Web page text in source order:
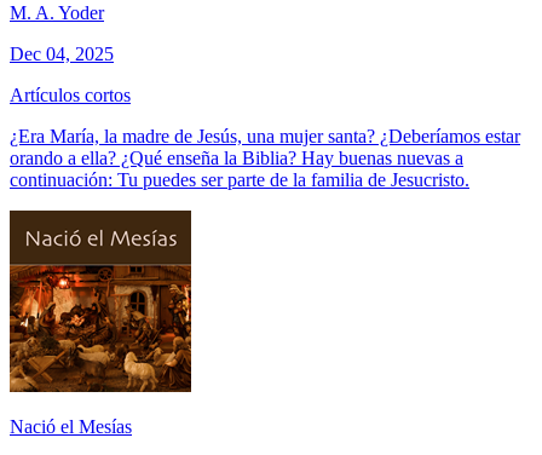
M. A. Yoder
Dec 04, 2025
Artículos cortos
¿Era María, la madre de Jesús, una mujer santa? ¿Deberíamos estar
orando a ella? ¿Qué enseña la Biblia? Hay buenas nuevas a
continuación: Tu puedes ser parte de la familia de Jesucristo.
Nació el Mesías